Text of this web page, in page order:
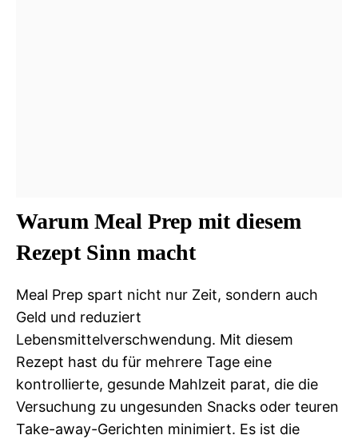
Warum Meal Prep mit diesem
Rezept Sinn macht
Meal Prep spart nicht nur Zeit, sondern auch
Geld und reduziert
Lebensmittelverschwendung. Mit diesem
Rezept hast du für mehrere Tage eine
kontrollierte, gesunde Mahlzeit parat, die die
Versuchung zu ungesunden Snacks oder teuren
Take-away-Gerichten minimiert. Es ist die